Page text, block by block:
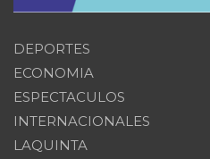
DEPORTES
ECONOMIA
ESPECTACULOS
INTERNACIONALES
LAQUINTA